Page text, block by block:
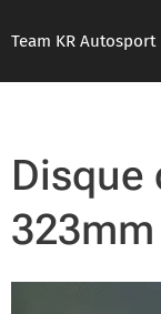
Team KR Autosport
Disque
323mm